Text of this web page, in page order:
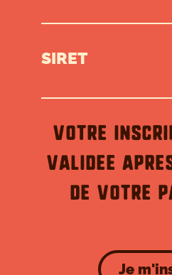
SIRET
Votre
validee
de votre